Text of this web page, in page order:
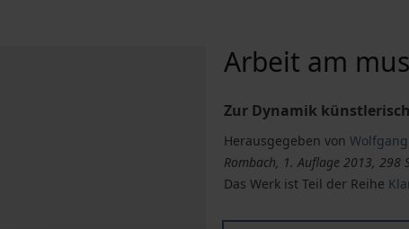
Arbeit am
Zur Dynamik
Herausgegeben von
Rombach, 1. Auflage 2013, 298
Das Werk ist Teil der Reihe